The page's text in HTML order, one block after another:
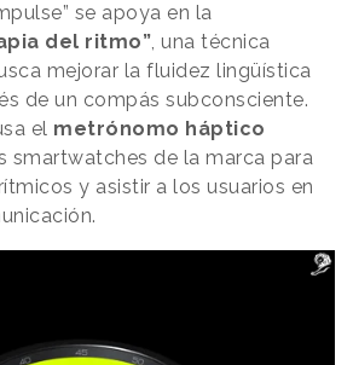
se apoya en la
del ritmo”, una técnica
mejorar la fluidez lingüística
de un compás subconsciente.
el metrónomo háptico
smartwatches de la marca para
y asistir a los usuarios en